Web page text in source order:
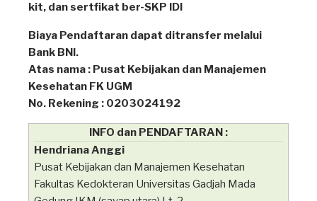
kit, dan sertfikat ber-SKP IDI
Biaya Pendaftaran dapat ditransfer melalui
Bank BNI.
Atas nama : Pusat Kebijakan dan Manajemen
Kesehatan FK UGM
No. Rekening : 0203024192
INFO dan PENDAFTARAN :
Hendriana Anggi
Pusat Kebijakan dan Manajemen Kesehatan
Fakultas Kedokteran Universitas Gadjah Mada